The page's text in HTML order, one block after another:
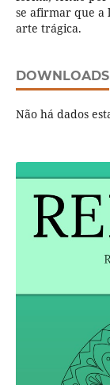
se afirmar que a
arte trágica.
DOWNLOADS
Não há dados